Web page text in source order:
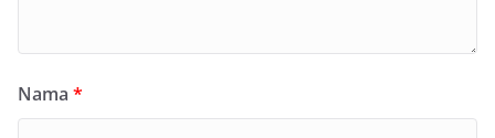
Nama *